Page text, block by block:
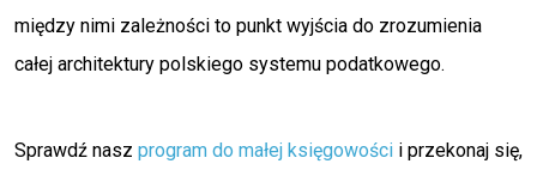
między nimi zależności to punkt wyjścia do zrozumienia
całej architektury polskiego systemu podatkowego.
Sprawdź nasz program do małej księgowości i przekonaj się,